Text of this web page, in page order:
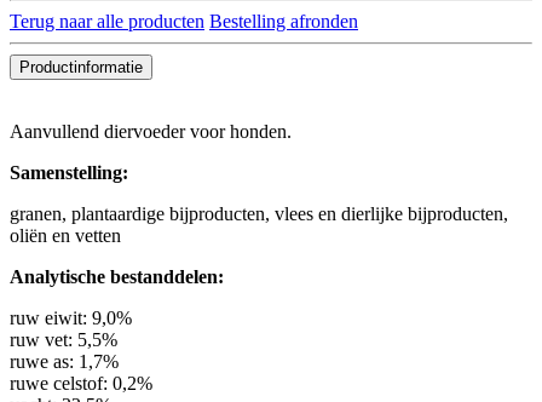
Terug naar alle producten Bestelling afronden
Productinformatie
Aanvullend diervoeder voor honden.
Samenstelling:
granen, plantaardige bijproducten, vlees en dierlijke bijproducten,
oliën en vetten
Analytische bestanddelen:
ruw eiwit: 9,0%
ruw vet: 5,5%
ruwe as: 1,7%
ruwe celstof: 0,2%